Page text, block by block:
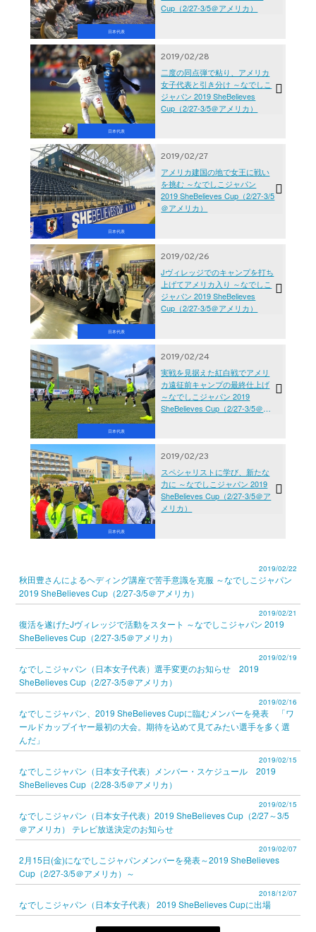
日本代表
Cup（2/27-3/5＠アメリカ）
日本代表
2019/02/28
二度の同点弾で粘り、アメリカ
女子代表と引き分け ～なでしこ
ジャパン 2019 SheBelieves
Cup（2/27-3/5＠アメリカ）
日本代表
2019/02/27
アメリカ建国の地で女王に戦い
を挑む ～なでしこジャパン
2019 SheBelieves Cup（2/27-3/5
＠アメリカ）
日本代表
2019/02/26
Jヴィレッジでのキャンプを打ち
上げてアメリカ入り ～なでしこ
ジャパン 2019 SheBelieves
Cup（2/27-3/5＠アメリカ）
日本代表
2019/02/24
実戦を見据えた紅白戦でアメリ
カ遠征前キャンプの最終仕上げ
～なでしこジャパン 2019
SheBelieves Cup（2/27-3/5＠ア
日本代表
2019/02/23
スペシャリストに学び、新たな
力に ～なでしこジャパン 2019
SheBelieves Cup（2/27-3/5＠ア
メリカ）
2019/02/22
秋田豊さんによるヘディング講座で苦手意識を克服 ～なでしこジャパン
2019 SheBelieves Cup（2/27-3/5＠アメリカ）
2019/02/21
復活を遂げたJヴィレッジで活動をスタート ～なでしこジャパン 2019
SheBelieves Cup（2/27-3/5＠アメリカ）
2019/02/19
なでしこジャパン（日本女子代表）選手変更のお知らせ 2019
SheBelieves Cup（2/27-3/5＠アメリカ）
2019/02/16
なでしこジャパン、2019 SheBelieves Cupに臨むメンバーを発表 「ワ
ールドカップイヤー最初の大会。期待を込めて見てみたい選手を多く選
んだ」
2019/02/15
なでしこジャパン（日本女子代表）メンバー・スケジュール 2019
SheBelieves Cup（2/28-3/5＠アメリカ）
2019/02/15
なでしこジャパン（日本女子代表）2019 SheBelieves Cup（2/27～3/5
＠アメリカ） テレビ放送決定のお知らせ
2019/02/07
2月15日(金)になでしこジャパンメンバーを発表～2019 SheBelieves
Cup（2/27-3/5＠アメリカ）～
2018/12/07
なでしこジャパン（日本女子代表） 2019 SheBelieves Cupに出場